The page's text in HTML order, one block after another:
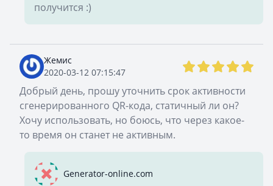
получится :)
Жемис
2020-03-12 07:15:47
Добрый день, прошу уточнить срок активности
сгенерированного QR-кода, статичный ли он?
Хочу использовать, но боюсь, что через какое-
то время он станет не активным.
Generator-online.com